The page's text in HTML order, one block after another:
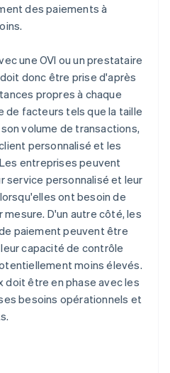
des paiements à
une OVI ou un prestataire
donc être prise d'après
propres à chaque
de facteurs tels que la taille
volume de transactions,
personnalisé et les
entreprises peuvent
service personnalisé et leur
ont besoin de
D'un autre côté, les
paiement peuvent être
capacité de contrôle
moins élevés.
doit être en phase avec les
besoins opérationnels et